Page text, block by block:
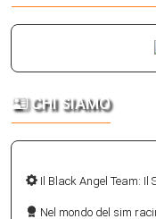
CHI SIAMO
Il Black Angel Team: Il
Nel mondo del sim